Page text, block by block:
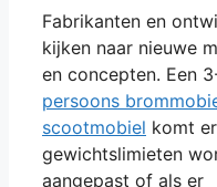
Fabrikanten en
kijken naar nieuwe
en concepten. Een
persoons
scootmobiel komt
gewichtslimieten
aangepast of als er